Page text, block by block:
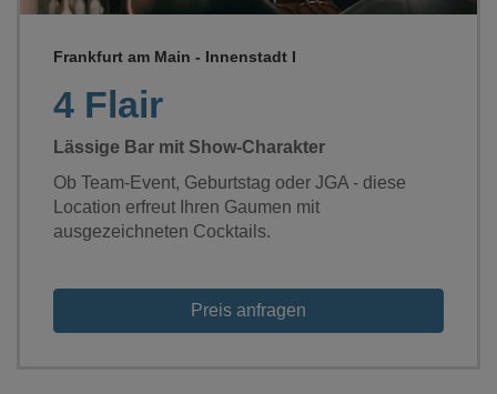
4 Flair
Frankfurt am Main - Innenstadt I
Lässige Bar mit Show-Charakter
Ob Team-Event, Geburtstag oder JGA - diese
Location erfreut Ihren Gaumen mit
ausgezeichneten Cocktails.
Preis anfragen